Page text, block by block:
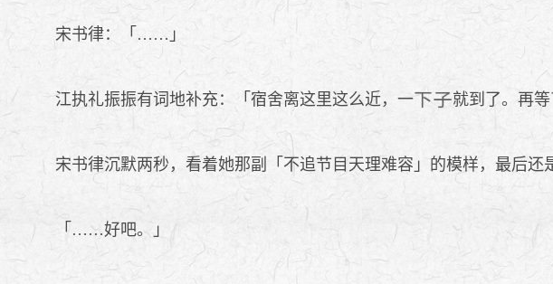
宋书律：「……」
江执礼振振有词地补充：「宿舍离这里这么近，一 就到了。再等
宋书律沉默两秒，看着她那副「不追节目天理难容」的模样，最后还
「……好吧。」